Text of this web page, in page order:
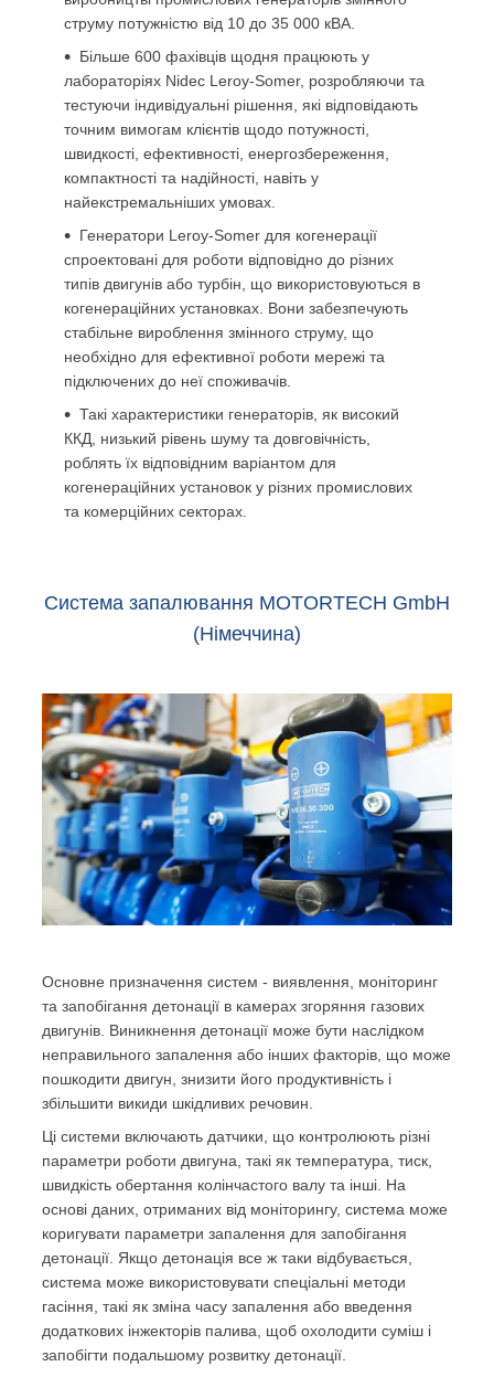
струму потужністю від 10 до 35 000 кВА.
Більше 600 фахівців щодня працюють у
лабораторіях Nidec Leroy-Somer, розробляючи та
тестуючи індивідуальні рішення, які відповідають
точним вимогам клієнтів щодо потужності,
швидкості, ефективності, енергозбереження,
компактності та надійності, навіть у
найекстремальніших умовах.
Генератори Leroy-Somer для когенерації
спроектовані для роботи відповідно до різних
типів двигунів або турбін, що використовуються в
когенераційних установках. Вони забезпечують
стабільне вироблення змінного струму, що
необхідно для ефективної роботи мережі та
підключених до неї споживачів.
Такі характеристики генераторів, як високий
ККД, низький рівень шуму та довговічність,
роблять їх відповідним варіантом для
когенераційних установок у різних промислових
та комерційних секторах.
Система запалювання MOTORTECH GmbH
(Німеччина)
Основне призначення систем - виявлення, моніторинг
та запобігання детонації в камерах згоряння газових
двигунів. Виникнення детонації може бути наслідком
неправильного запалення або інших факторів, що може
пошкодити двигун, знизити його продуктивність і
збільшити викиди шкідливих речовин.
Ці системи включають датчики, що контролюють різні
параметри роботи двигуна, такі як температура, тиск,
швидкість обертання колінчастого валу та інші. На
основі даних, отриманих від моніторингу, система може
коригувати параметри запалення для запобігання
детонації. Якщо детонація все ж таки відбувається,
система може використовувати спеціальні методи
гасіння, такі як зміна часу запалення або введення
додаткових інжекторів палива, щоб охолодити суміш і
запобігти подальшому розвитку детонації.